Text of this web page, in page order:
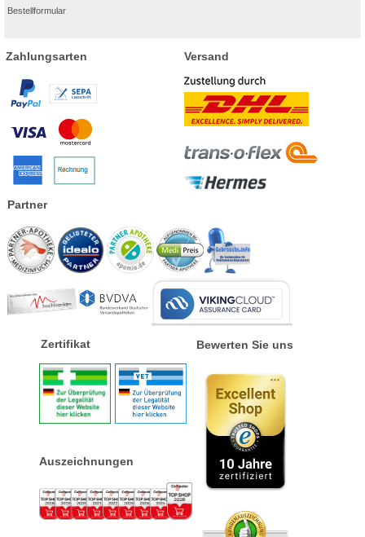
Bestellformular
Zahlungsarten Versand
Partner
Zertifikat
Auszeichnungen
Bewerten Sie uns